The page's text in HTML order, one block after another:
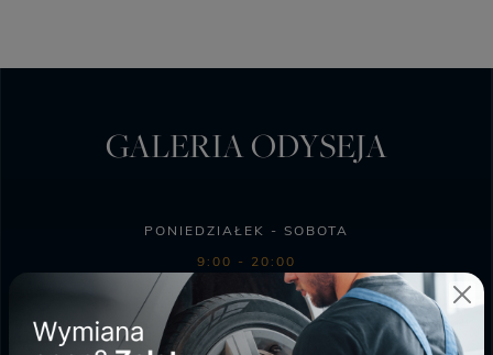
GALERIA ODYSEJA
PONIEDZIAŁEK - SOBOTA
9:00 - 20:00
NIEDZIELA HANDLOWA
10:00 - 18:00